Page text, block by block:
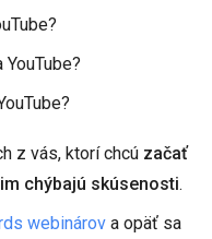
z vás, ktorí chcú začať
chýbajú skúsenosti.
webinárov a opäť sa